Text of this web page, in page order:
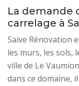
La demande
carrelage à
Saive Rénovation
les murs, les sols,
ville de Le
dans ce domaine,